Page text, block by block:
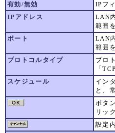
有効/無効
IPフ
IPアドレス
LAN
範囲
ポート
LAN
範囲
プロトコルタイプ
プロ
「
スケジュール
イン
と、
ボタ
リッ
設定